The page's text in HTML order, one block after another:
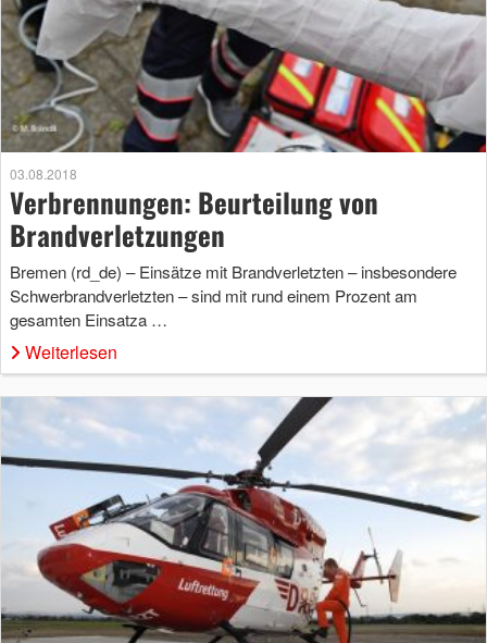
03.08.2018
Verbrennungen: Beurteilung von
Brandverletzungen
Bremen (rd_de) – Einsätze mit Brandverletzten – insbesondere
Schwerbrandverletzten – sind mit rund einem Prozent am
gesamten Einsatza …
Weiterlesen